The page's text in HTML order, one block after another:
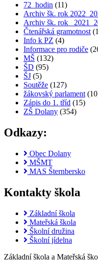
72_hodin (11)
Archiv šk. rok
Archiv šk. rok_
Čtenářská gramotnost
Info k PZ (4)
Informace pro rodiče
MŠ (132)
ŠD (95)
ŠJ (5)
Soutěže (127)
žákovský parlament
Zápis do 1. tříd (15)
ZŠ Dolany (354)
Odkazy:
Obec Dolany
MŠMT
MAS Šternbersko
Kontakty škola
Základní škola
Mateřská škola
Školní družina
Školní jídelna
Základní škola a Mateřská